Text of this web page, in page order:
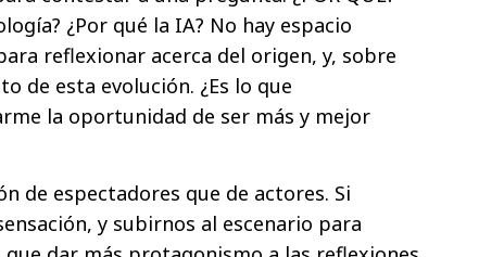
¿Por qué la IA? No hay espacio
reflexionar acerca del origen, y, sobre
de esta evolución. ¿Es lo que
la oportunidad de ser más y mejor
de espectadores que de actores. Si
y subirnos al escenario para